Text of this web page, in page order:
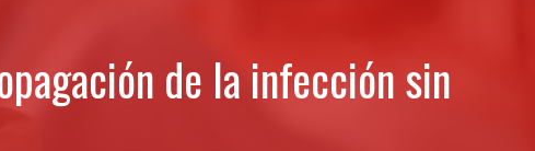
de la infección sin